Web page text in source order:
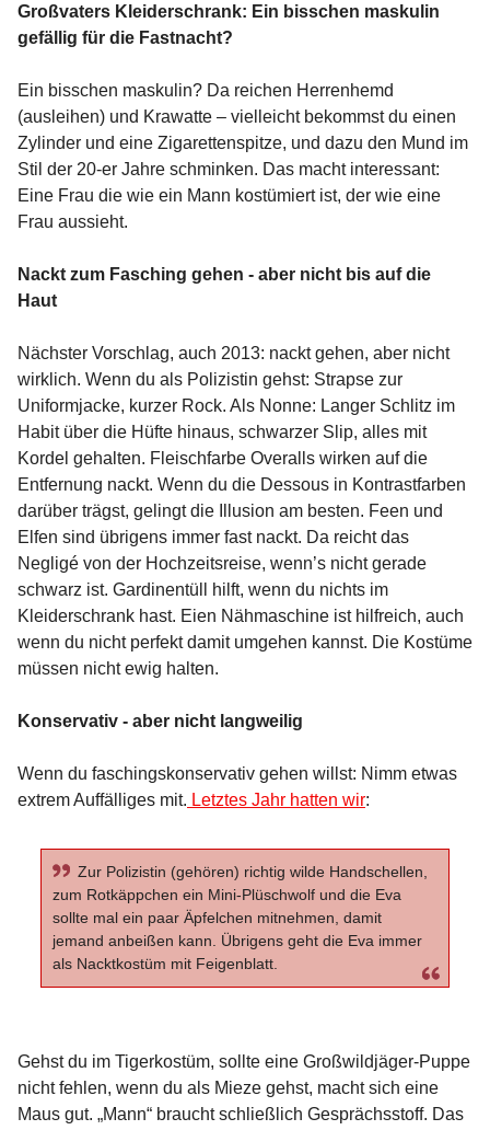
Großvaters Kleiderschrank: Ein bisschen maskulin
gefällig für die Fastnacht?
Ein bisschen maskulin? Da reichen Herrenhemd
(ausleihen) und Krawatte – vielleicht bekommst du einen
Zylinder und eine Zigarettenspitze, und dazu den Mund im
Stil der 20-er Jahre schminken. Das macht interessant:
Eine Frau die wie ein Mann kostümiert ist, der wie eine
Frau aussieht.
Nackt zum Fasching gehen - aber nicht bis auf die
Haut
Nächster Vorschlag, auch 2013: nackt gehen, aber nicht
wirklich. Wenn du als Polizistin gehst: Strapse zur
Uniformjacke, kurzer Rock. Als Nonne: Langer Schlitz im
Habit über die Hüfte hinaus, schwarzer Slip, alles mit
Kordel gehalten. Fleischfarbe Overalls wirken auf die
Entfernung nackt. Wenn du die Dessous in Kontrastfarben
darüber trägst, gelingt die Illusion am besten. Feen und
Elfen sind übrigens immer fast nackt. Da reicht das
Negligé von der Hochzeitsreise, wenn’s nicht gerade
schwarz ist. Gardinentüll hilft, wenn du nichts im
Kleiderschrank hast. Eien Nähmaschine ist hilfreich, auch
wenn du nicht perfekt damit umgehen kannst. Die Kostüme
müssen nicht ewig halten.
Konservativ - aber nicht langweilig
Wenn du faschingskonservativ gehen willst: Nimm etwas
extrem Auffälliges mit. Letztes Jahr hatten wir:
Zur Polizistin (gehören) richtig wilde Handschellen,
zum Rotkäppchen ein Mini-Plüschwolf und die Eva
sollte mal ein paar Äpfelchen mitnehmen, damit
jemand anbeißen kann. Übrigens geht die Eva immer
als Nacktkostüm mit Feigenblatt.
Gehst du im Tigerkostüm, sollte eine Großwildjäger-Puppe
nicht fehlen, wenn du als Mieze gehst, macht sich eine
Maus gut. „Mann“ braucht schließlich Gesprächsstoff. Das